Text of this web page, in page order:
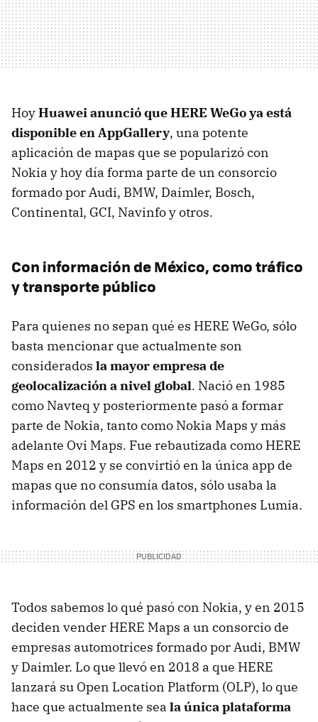
HoyHuawei anunció que HERE WeGo ya está
disponible en AppGallery, una potente
aplicación de mapas que se popularizó con
Nokia y hoy día forma parte de un consorcio
formado por Audi, BMW, Daimler, Bosch,
Continental, GCI, Navinfo y otros.
Con información de México, como tráfico
y transporte público
Para quienes no sepan qué es HERE WeGo, sólo
basta mencionar que actualmente son
considerados la mayor empresa de
geolocalización a nivel global. Nació en 1985
como Navteq y posteriormente pasó a formar
parte de Nokia, tanto como Nokia Maps y más
adelante Ovi Maps. Fue rebautizada como HERE
Maps en 2012 y se convirtió en la única app de
mapas que no consumía datos, sólo usaba la
información del GPS en los smartphones Lumia.
Todos sabemos lo qué pasó con Nokia, y en 2015
deciden vender HERE Maps a un consorcio de
empresas automotrices formado por Audi, BMW
y Daimler. Lo que llevó en 2018 a que HERE
lanzará su Open Location Platform (OLP), lo que
hace que actualmente sea la única plataforma